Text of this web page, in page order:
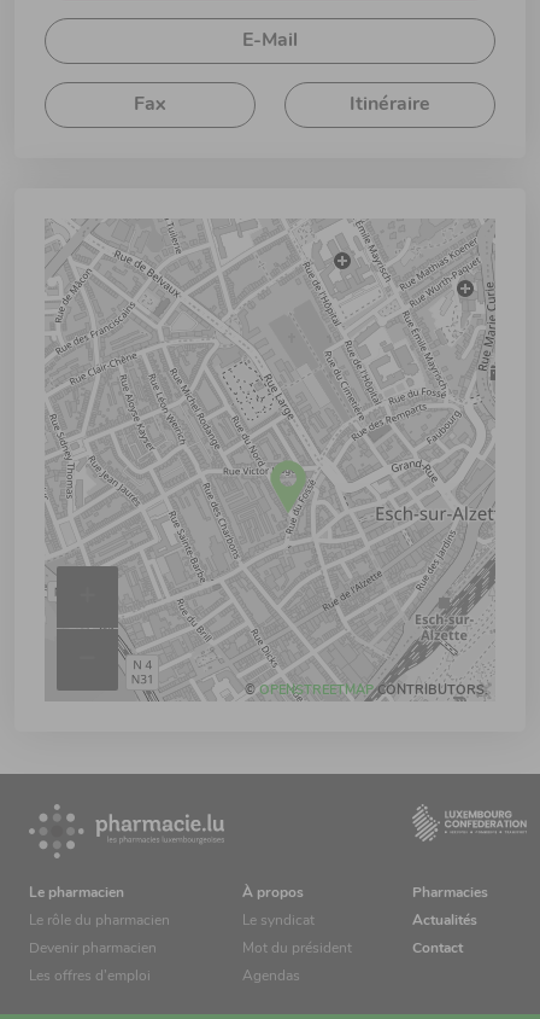
E-Mail
Fax Itinéraire
©OPENSTREETMAPCONTRIBUTORS.
Le pharmacien
Le rôle du pharmacien
Devenir pharmacien
Les offres d’emploi
À propos
Le syndicat
Mot du président
Agendas
Pharmacies
Actualités
Contact